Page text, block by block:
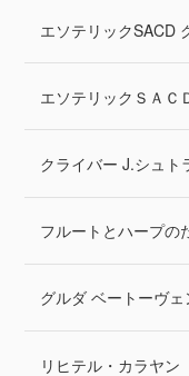
エソテリックSACD
エソテリックＳＡ
クライバー J.シュト
フルートとハープ
グルダ ベートーヴ
リヒテル・カラヤ